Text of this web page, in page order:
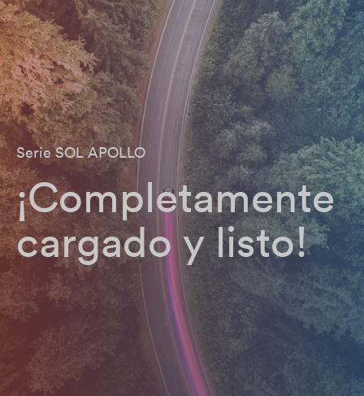
Serie SOL APOLLO
¡Completamente
cargado y listo!